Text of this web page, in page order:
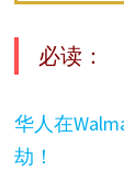
必读：
华人在
劫！